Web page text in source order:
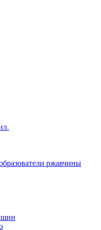
ржавчины
шин